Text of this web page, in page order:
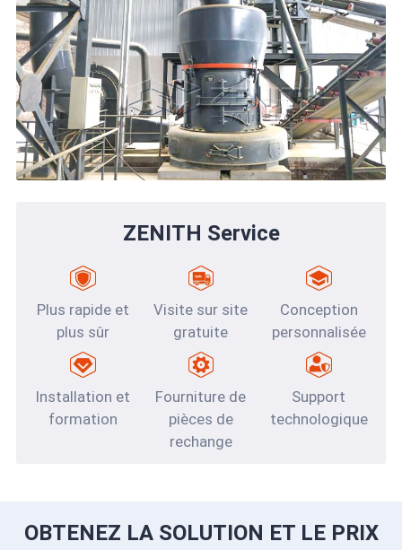
ZENITH Service
Plus rapide et
plus sûr
Visite sur site
gratuite
Conception
personnalisée
Installation et
formation
Fourniture de
pièces de
rechange
Support
technologique
OBTENEZ LA SOLUTION ET LE PRIX